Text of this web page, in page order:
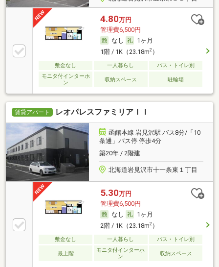
4.80万円
管理費6,500円
なし
1ヶ月
1階 / 1K（23.18m2）
敷金なし 一人暮らし
バス・トイレ別
モニタ付インターホ
ン
収納スペース 駐輪場
賃貸アパート レオパレスファミリアＩＩ
函館本線 岩見沢駅 バス8分/「10
条通」バス停 停歩4分
築20年 / 2階建
北海道岩見沢市十一条東１丁目
5.30万円
管理費6,500円
なし
1ヶ月
2階 / 1K（23.18m2）
敷金なし 一人暮らし バス・トイレ別
最上階
モニタ付インターホ
ン
収納スペース